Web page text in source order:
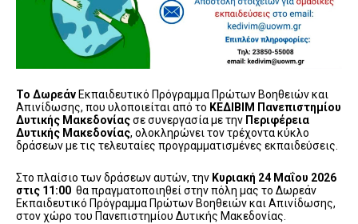
Το Δωρεάν Εκπαιδευτικό Πρόγραμμα Πρώτων Βοηθειών και
Απινίδωσης, που υλοποιείται από το ΚΕΔΙΒΙΜ Πανεπιστημίου
Δυτικής Μακεδονίαςσε συνεργασία με την Περιφέρεια
Δυτικής Μακεδονίας, ολοκληρώνει τον τρέχοντα κύκλο
δράσεων με τις τελευταίες προγραμματισμένες εκπαιδεύσεις.
Στο πλαίσιο των δράσεων αυτών, την Κυριακή 24 Μαΐου 2026
στις 11:00 θα πραγματοποιηθεί στην πόλη μας το Δωρεάν
Εκπαιδευτικό Πρόγραμμα Πρώτων Βοηθειών και Απινίδωσης,
στον χώρο του Πανεπιστημίου Δυτικής Μακεδονίας.